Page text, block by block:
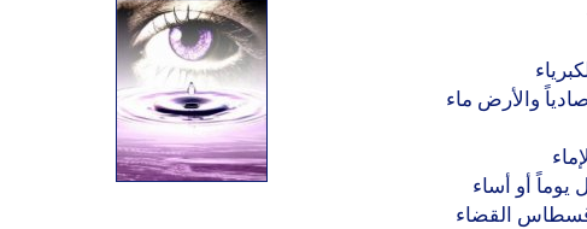
والأرض ماء
أو أساء
قسطاس القضاء